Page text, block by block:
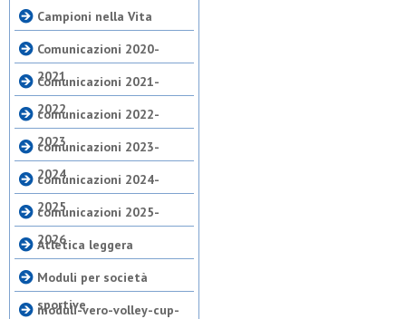
Campioni nella Vita
Comunicazioni 2020-
2021
Comunicazioni 2021-
2022
comunicazioni 2022-
2023
comunicazioni 2023-
2024
comunicazioni 2024-
2025
comunicazioni 2025-
2026
Atletica leggera
Moduli per società
sportive
moduli-vero-volley-cup-